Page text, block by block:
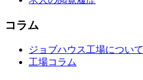
コラム
ジョブハウス工場について
工場コラム